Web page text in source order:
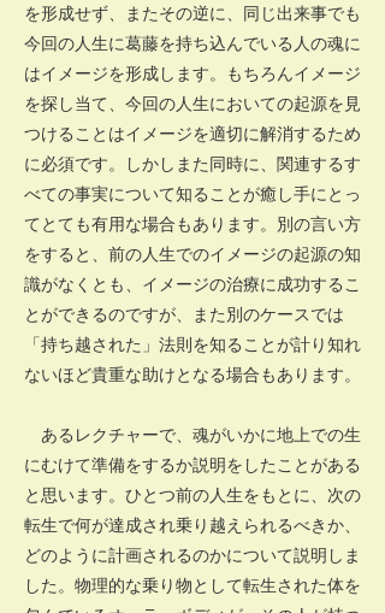
を形成せず、またその逆に、同じ出来事でも
今回の人生に葛藤を持ち込んでいる人の魂に
はイメージを形成します。もちろんイメージ
を探し当て、今回の人生においての起源を見
つけることはイメージを適切に解消するため
に必須です。しかしまた同時に、関連するす
べての事実について知ることが癒し手にとっ
てとても有用な場合もあります。別の言い方
をすると、前の人生でのイメージの起源の知
識がなくとも、イメージの治療に成功するこ
とができるのですが、また別のケースでは
「持ち越された」法則を知ることが計り知れ
ないほど貴重な助けとなる場合もあります。
あるレクチャーで、魂がいかに地上での生
にむけて準備をするか説明をしたことがある
と思います。ひとつ前の人生をもとに、次の
転生で何が達成され乗り越えられるべきか、
どのように計画されるのかについて説明しま
した。物理的な乗り物として転生された体を